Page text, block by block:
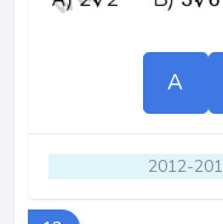
A
2012-